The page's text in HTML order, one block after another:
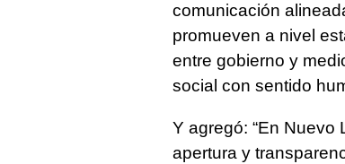
comunicación
promueven a nivel
entre gobierno y
social con sentido
Y agregó: “En Nuevo
apertura y